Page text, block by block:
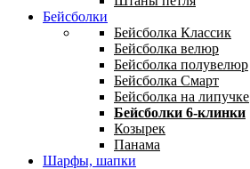
Бейсболки
Бейсболка Классик
Бейсболка велюр
Бейсболка полувелюр
Бейсболка Смарт
Бейсболка на липучке
Бейсболки 6-клинки
Козырек
Панама
Шарфы, шапки